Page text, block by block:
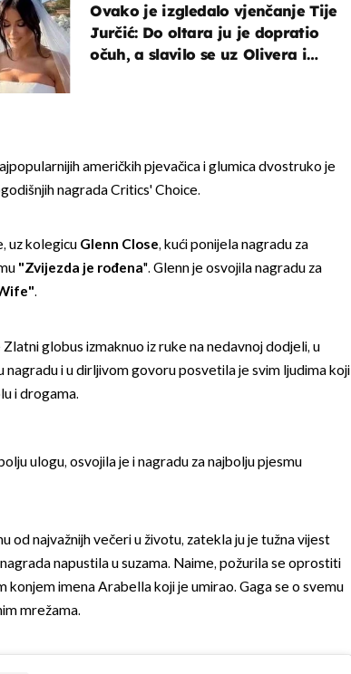
Ovako je izgledalo vjenčanje Tije
Jurčić: Do oltara ju je dopratio
očuh, a slavilo se uz Olivera i
američkih pjevačica i glumica dvostruko je
nagrada Critics' Choice.
uz kolegicu Glenn Close, kući ponijela nagradu za
"Zvijezda je rođena". Glenn je osvojila nagradu za
.
Zlatni globus izmaknuo iz ruke na nedavnoj dodjeli, u
nagradu i u dirljivom govoru posvetila je svim ljudima koji
i drogama.
ulogu, osvojila je i nagradu za najbolju pjesmu
od najvažnijh večeri u životu, zatekla ju je tužna vijest
napustila u suzama. Naime, požurila se oprostiti
konjem imena Arabella koji je umirao. Gaga se o svemu
mrežama.
OMOGUĆI OBAVIJESTI